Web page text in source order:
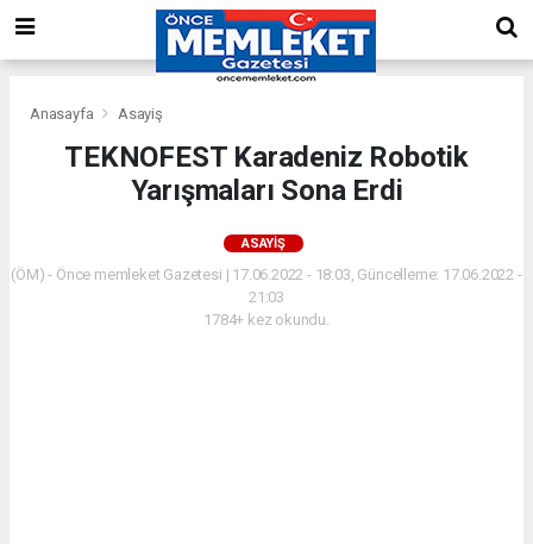
Anasayfa Asayiş
TEKNOFEST Karadeniz Robotik
Yarışmaları Sona Erdi
ASAYIŞ
(ÖM) - Önce memleket Gazetesi | 17.06.2022 - 18:03, Güncelleme: 17.06.2022 -
21:03
1784+ kez okundu.